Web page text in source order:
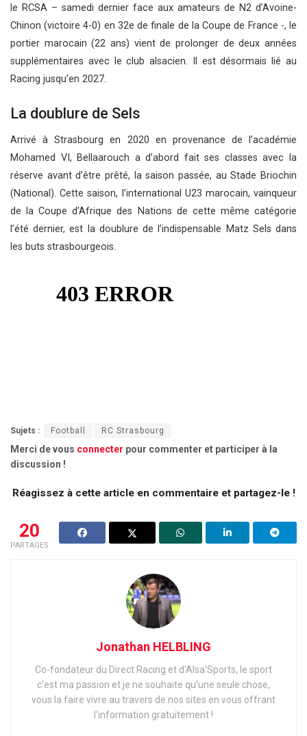
le RCSA – samedi dernier face aux amateurs de N2 d’Avoine-
Chinon (victoire 4-0) en 32e de finale de la Coupe de France -, le
portier marocain (22 ans) vient de prolonger de deux années
supplémentaires avec le club alsacien. Il est désormais lié au
Racing jusqu’en 2027.
La doublure de Sels
Arrivé à Strasbourg en 2020 en provenance de l’académie
Mohamed VI, Bellaarouch a d’abord fait ses classes avec la
réserve avant d’être prêté, la saison passée, au Stade Briochin
(National). Cette saison, l’international U23 marocain, vainqueur
de la Coupe d’Afrique des Nations de cette même catégorie
l’été dernier, est la doublure de l’indispensable Matz Sels dans
les buts strasbourgeois.
Sujets : Football RC Strasbourg
Merci de vous connecter pour commenter et participer à la
discussion !
Réagissez à cette article en commentaire et partagez-le !
20
PARTAGES
Jonathan HELBLING
Co-fondateur du Direct Racing et d'Alsa'Sports, le sport
c'est ma passion et je ne souhaite qu'une seule chose,
vous la faire vivre au travers de nos sites en vous offrant
l'information gratuitement !